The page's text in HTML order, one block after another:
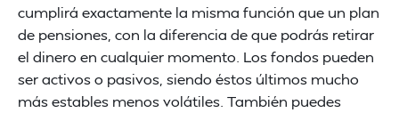
cumplirá exactamente la misma función que un plan
de pensiones, con la diferencia de que podrás retirar
el dinero en cualquier momento. Los fondos pueden
ser activos o pasivos, siendo éstos últimos mucho
más estables menos volátiles. También puedes